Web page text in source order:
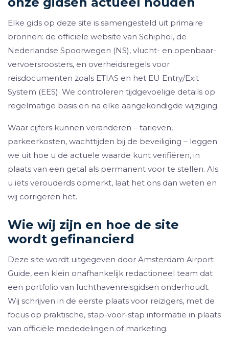
Elke gids op deze site is samengesteld uit primaire
bronnen: de officiële website van Schiphol, de
Nederlandse Spoorwegen (NS), vlucht- en openbaar-
vervoersroosters, en overheidsregels voor
reisdocumenten zoals ETIAS en het EU Entry/Exit
System (EES). We controleren tijdgevoelige details op
regelmatige basis en na elke aangekondigde wijziging.
Waar cijfers kunnen veranderen – tarieven,
parkeerkosten, wachttijden bij de beveiliging – leggen
we uit hoe u de actuele waarde kunt verifiëren, in
plaats van een getal als permanent voor te stellen. Als
u iets verouderds opmerkt, laat het ons dan weten en
wij corrigeren het.
Wie wij zijn en hoe de site
wordt gefinancierd
Deze site wordt uitgegeven door Amsterdam Airport
Guide, een klein onafhankelijk redactioneel team dat
een portfolio van luchthavenreisgidsen onderhoudt.
Wij schrijven in de eerste plaats voor reizigers, met de
focus op praktische, stap-voor-stap informatie in plaats
van officiële mededelingen of marketing.